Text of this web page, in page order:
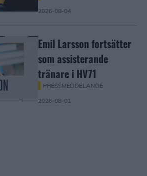
2026-08-04
Emil Larsson fortsätter
som assisterande
tränare i HV71
PRESSMEDDELANDE
2026-08-01